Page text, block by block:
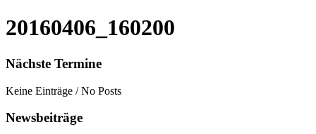
20160406_160200
Nächste Termine
Keine Einträge / No Posts
Newsbeiträge